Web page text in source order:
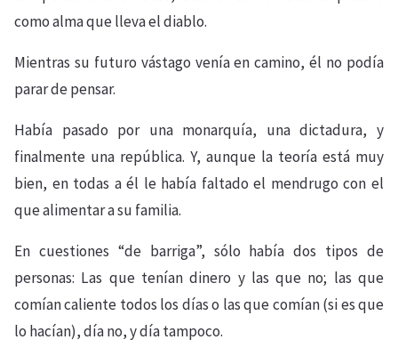
como alma que lleva el diablo.
Mientras su futuro vástago venía en camino, él no podía
parar de pensar.
Había pasado por una monarquía, una dictadura, y
finalmente una república. Y, aunque la teoría está muy
bien, en todas a él le había faltado el mendrugo con el
que alimentar a su familia.
En cuestiones “de barriga”, sólo había dos tipos de
personas: Las que tenían dinero y las que no; las que
comían caliente todos los días o las que comían (si es que
lo hacían), día no, y día tampoco.